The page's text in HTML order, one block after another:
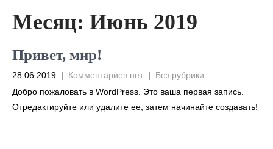
Месяц: Июнь 2019
Привет, мир!
28.06.2019 | Комментариев нет | Без рубрики
Добро пожаловать в WordPress. Это ваша первая запись.
Отредактируйте или удалите ее, затем начинайте создавать!